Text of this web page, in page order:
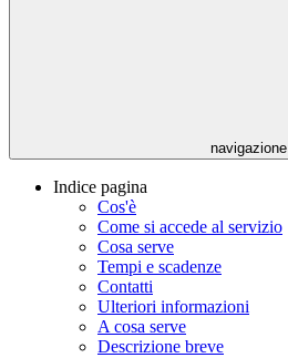
navigazione
Indice pagina
Cos'è
Come si accede al servizio
Cosa serve
Tempi e scadenze
Contatti
Ulteriori informazioni
A cosa serve
Descrizione breve